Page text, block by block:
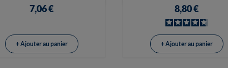
7,06 €
+ Ajouter au panier
8,80 €
+ Ajouter au panier